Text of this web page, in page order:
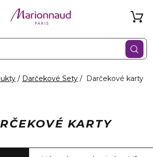
Darčekové Sety Darčekové karty
KARTY